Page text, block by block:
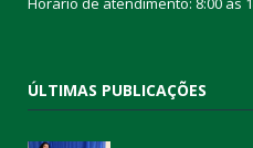
ÚLTIMAS PUBLICAÇÕES